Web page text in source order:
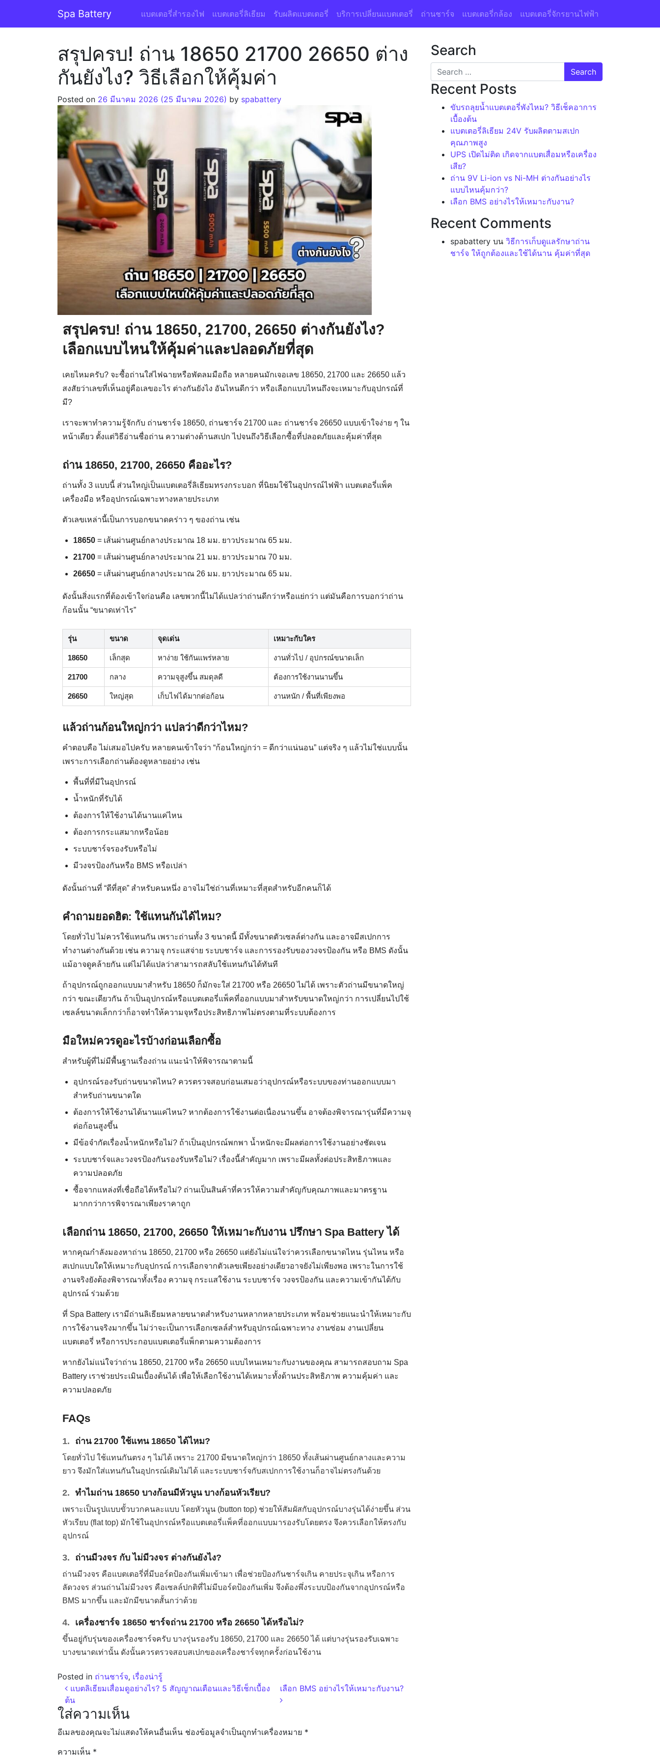
Spa Battery แบตเตอรี่สำรองไฟ แบตเตอรี่ลิเธียม รับผลิตแบตเตอรี่ บริการเปลี่ยนแบตเตอรี่ ถ่านชาร์จ แบตเตอรี่กล้อง แบตเตอรี่จักรยานไฟฟ้า
สรุปครบ! ถ่าน 18650 21700 26650 ต่าง
กันยังไง? วิธีเลือกให้คุ้มค่า
Posted on 26 มีนาคม 2026 (25 มีนาคม 2026) by spabattery
สรุปครบ! ถ่าน 18650, 21700, 26650 ต่างกันยังไง?
เลือกแบบไหนให้คุ้มค่าและปลอดภัยที่สุด
เคยไหมครับ? จะซื้อถ่านใส่ไฟฉายหรือพัดลมมือถือ หลายคนมักเจอเลข 18650, 21700 และ 26650 แล้ว
สงสัยว่าเลขที่เห็นอยู่คือเลขอะไร ต่างกันยังไง อันไหนดีกว่า หรือเลือกแบบไหนถึงจะเหมาะกับอุปกรณ์ที่
มี?
เราจะพาทำความรู้จักกับ ถ่านชาร์จ 18650, ถ่านชาร์จ 21700 และ ถ่านชาร์จ 26650 แบบเข้าใจง่าย ๆ ใน
หน้าเดียว ตั้งแต่วิธีอ่านชื่อถ่าน ความต่างด้านสเปก ไปจนถึงวิธีเลือกซื้อที่ปลอดภัยและคุ้มค่าที่สุด
ถ่าน 18650, 21700, 26650 คืออะไร?
ถ่านทั้ง 3 แบบนี้ ส่วนใหญ่เป็นแบตเตอรี่ลิเธียมทรงกระบอก ที่นิยมใช้ในอุปกรณ์ไฟฟ้า แบตเตอรี่แพ็ค
เครื่องมือ หรืออุปกรณ์เฉพาะทางหลายประเภท
ตัวเลขเหล่านี้เป็นการบอกขนาดคร่าว ๆ ของถ่าน เช่น
18650 = เส้นผ่านศูนย์กลางประมาณ 18 มม. ยาวประมาณ 65 มม.
21700 = เส้นผ่านศูนย์กลางประมาณ 21 มม. ยาวประมาณ 70 มม.
26650 = เส้นผ่านศูนย์กลางประมาณ 26 มม. ยาวประมาณ 65 มม.
ดังนั้นสิ่งแรกที่ต้องเข้าใจก่อนคือ เลขพวกนี้ไม่ได้แปลว่าถ่านดีกว่าหรือแย่กว่า แต่มันคือการบอกว่าถ่าน
ก้อนนั้น “ขนาดเท่าไร”
รุ่น ขนาด จุดเด่น เหมาะกับใคร
18650 เล็กสุด หาง่าย ใช้กันแพร่หลาย งานทั่วไป / อุปกรณ์ขนาดเล็ก
21700 กลาง ความจุสูงขึ้น สมดุลดี ต้องการใช้งานนานขึ้น
26650 ใหญ่สุด เก็บไฟได้มากต่อก้อน งานหนัก / พื้นที่เพียงพอ
แล้วถ่านก้อนใหญ่กว่า แปลว่าดีกว่าไหม?
คำตอบคือ ไม่เสมอไปครับ หลายคนเข้าใจว่า “ก้อนใหญ่กว่า = ดีกว่าแน่นอน” แต่จริง ๆ แล้วไม่ใช่แบบนั้น
เพราะการเลือกถ่านต้องดูหลายอย่าง เช่น
พื้นที่ที่มีในอุปกรณ์
น้ำหนักที่รับได้
ต้องการให้ใช้งานได้นานแค่ไหน
ต้องการกระแสมากหรือน้อย
ระบบชาร์จรองรับหรือไม่
มีวงจรป้องกันหรือ BMS หรือเปล่า
ดังนั้นถ่านที่ “ดีที่สุด” สำหรับคนหนึ่ง อาจไม่ใช่ถ่านที่เหมาะที่สุดสำหรับอีกคนก็ได้
คำถามยอดฮิต: ใช้แทนกันได้ไหม?
โดยทั่วไป ไม่ควรใช้แทนกัน เพราะถ่านทั้ง 3 ขนาดนี้ มีทั้งขนาดตัวเซลล์ต่างกัน และอาจมีสเปกการ
ทำงานต่างกันด้วย เช่น ความจุ กระแสจ่าย ระบบชาร์จ และการรองรับของวงจรป้องกัน หรือ BMS ดังนั้น
แม้อาจดูคล้ายกัน แต่ไม่ได้แปลว่าสามารถสลับใช้แทนกันได้ทันที
ถ้าอุปกรณ์ถูกออกแบบมาสำหรับ 18650 ก็มักจะใส่ 21700 หรือ 26650 ไม่ได้ เพราะตัวถ่านมีขนาดใหญ่
กว่า ขณะเดียวกัน ถ้าเป็นอุปกรณ์หรือแบตเตอรี่แพ็คที่ออกแบบมาสำหรับขนาดใหญ่กว่า การเปลี่ยนไปใช้
เซลล์ขนาดเล็กกว่าก็อาจทำให้ความจุหรือประสิทธิภาพไม่ตรงตามที่ระบบต้องการ
มือใหม่ควรดูอะไรบ้างก่อนเลือกซื้อ
สำหรับผู้ที่ไม่มีพื้นฐานเรื่องถ่าน แนะนำให้พิจารณาตามนี้
อุปกรณ์รองรับถ่านขนาดไหน? ควรตรวจสอบก่อนเสมอว่าอุปกรณ์หรือระบบของท่านออกแบบมา
สำหรับถ่านขนาดใด
ต้องการให้ใช้งานได้นานแค่ไหน? หากต้องการใช้งานต่อเนื่องนานขึ้น อาจต้องพิจารณารุ่นที่มีความจุ
ต่อก้อนสูงขึ้น
มีข้อจำกัดเรื่องน้ำหนักหรือไม่? ถ้าเป็นอุปกรณ์พกพา น้ำหนักจะมีผลต่อการใช้งานอย่างชัดเจน
ระบบชาร์จและวงจรป้องกันรองรับหรือไม่? เรื่องนี้สำคัญมาก เพราะมีผลทั้งต่อประสิทธิภาพและ
ความปลอดภัย
ซื้อจากแหล่งที่เชื่อถือได้หรือไม่? ถ่านเป็นสินค้าที่ควรให้ความสำคัญกับคุณภาพและมาตรฐาน
มากกว่าการพิจารณาเพียงราคาถูก
เลือกถ่าน 18650, 21700, 26650 ให้เหมาะกับงาน ปรึกษา Spa Battery ได้
หากคุณกำลังมองหาถ่าน 18650, 21700 หรือ 26650 แต่ยังไม่แน่ใจว่าควรเลือกขนาดไหน รุ่นไหน หรือ
สเปกแบบใดให้เหมาะกับอุปกรณ์ การเลือกจากตัวเลขเพียงอย่างเดียวอาจยังไม่เพียงพอ เพราะในการใช้
งานจริงยังต้องพิจารณาทั้งเรื่อง ความจุ กระแสใช้งาน ระบบชาร์จ วงจรป้องกัน และความเข้ากันได้กับ
อุปกรณ์ ร่วมด้วย
ที่ Spa Battery เรามีถ่านลิเธียมหลายขนาดสำหรับงานหลากหลายประเภท พร้อมช่วยแนะนำให้เหมาะกับ
การใช้งานจริงมากขึ้น ไม่ว่าจะเป็นการเลือกเซลล์สำหรับอุปกรณ์เฉพาะทาง งานซ่อม งานเปลี่ยน
แบตเตอรี่ หรือการประกอบแบตเตอรี่แพ็กตามความต้องการ
หากยังไม่แน่ใจว่าถ่าน 18650, 21700 หรือ 26650 แบบไหนเหมาะกับงานของคุณ สามารถสอบถาม Spa
Battery เราช่วยประเมินเบื้องต้นได้ เพื่อให้เลือกใช้งานได้เหมาะทั้งด้านประสิทธิภาพ ความคุ้มค่า และ
ความปลอดภัย
FAQs
1. ถ่าน 21700 ใช้แทน 18650 ได้ไหม?
โดยทั่วไป ใช้แทนกันตรง ๆ ไม่ได้ เพราะ 21700 มีขนาดใหญ่กว่า 18650 ทั้งเส้นผ่านศูนย์กลางและความ
ยาว จึงมักใส่แทนกันในอุปกรณ์เดิมไม่ได้ และระบบชาร์จกับสเปกการใช้งานก็อาจไม่ตรงกันด้วย
2. ทำไมถ่าน 18650 บางก้อนมีหัวนูน บางก้อนหัวเรียบ?
เพราะเป็นรูปแบบขั้วบวกคนละแบบ โดยหัวนูน (button top) ช่วยให้สัมผัสกับอุปกรณ์บางรุ่นได้ง่ายขึ้น ส่วน
หัวเรียบ (flat top) มักใช้ในอุปกรณ์หรือแบตเตอรี่แพ็คที่ออกแบบมารองรับโดยตรง จึงควรเลือกให้ตรงกับ
อุปกรณ์
3. ถ่านมีวงจร กับ ไม่มีวงจร ต่างกันยังไง?
ถ่านมีวงจร คือแบตเตอรี่ที่มีบอร์ดป้องกันเพิ่มเข้ามา เพื่อช่วยป้องกันชาร์จเกิน คายประจุเกิน หรือการ
ลัดวงจร ส่วนถ่านไม่มีวงจร คือเซลล์ปกติที่ไม่มีบอร์ดป้องกันเพิ่ม จึงต้องพึ่งระบบป้องกันจากอุปกรณ์หรือ
BMS มากขึ้น และมักมีขนาดสั้นกว่าด้วย
4. เครื่องชาร์จ 18650 ชาร์จถ่าน 21700 หรือ 26650 ได้หรือไม่?
ขึ้นอยู่กับรุ่นของเครื่องชาร์จครับ บางรุ่นรองรับ 18650, 21700 และ 26650 ได้ แต่บางรุ่นรองรับเฉพาะ
บางขนาดเท่านั้น ดังนั้นควรตรวจสอบสเปกของเครื่องชาร์จทุกครั้งก่อนใช้งาน
Posted in ถ่านชาร์จ, เรื่องน่ารู้
แบตลิเธียมเสื่อมดูอย่างไร? 5 สัญญาณเตือนและวิธีเช็กเบื้อง
ต้น
เลือก BMS อย่างไรให้เหมาะกับงาน?
ใส่ความเห็น
อีเมลของคุณจะไม่แสดงให้คนอื่นเห็น ช่องข้อมูลจำเป็นถูกทำเครื่องหมาย *
ความเห็น *
Search
Recent Posts
ขับรถลุยน้ำแบตเตอรี่พังไหม? วิธีเช็คอาการ
เบื้องต้น
แบตเตอรี่ลิเธียม 24V รับผลิตตามสเปก
คุณภาพสูง
UPS เปิดไม่ติด เกิดจากแบตเสื่อมหรือเครื่อง
เสีย?
ถ่าน 9V Li-ion vs Ni-MH ต่างกันอย่างไร
แบบไหนคุ้มกว่า?
เลือก BMS อย่างไรให้เหมาะกับงาน?
Recent Comments
spabattery บน วิธีการเก็บดูแลรักษาถ่าน
ชาร์จ ให้ถูกต้องและใช้ได้นาน คุ้มค่าที่สุด